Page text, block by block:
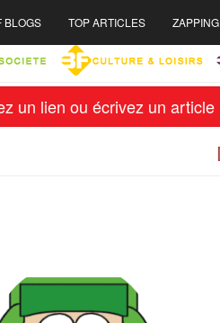
un lien ou écrivez un article
BLOGS TOP ARTICLES ZAPPING